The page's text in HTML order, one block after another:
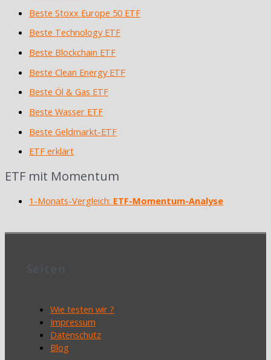
Beste Stoxx Europe 50 ETF
Beste Technology ETF
Beste Blockchain ETF
Beste Clean Energy ETF
Beste Öl & Gas ETF
Beste Wasser ETF
Beste Geldmarkt-ETF
ETF erklärt
ETF mit Momentum
1-Monats-Vergleich: ETF-Momentum-Analyse
Wie testen wir ?
Impressum
Datenschutz
Blog